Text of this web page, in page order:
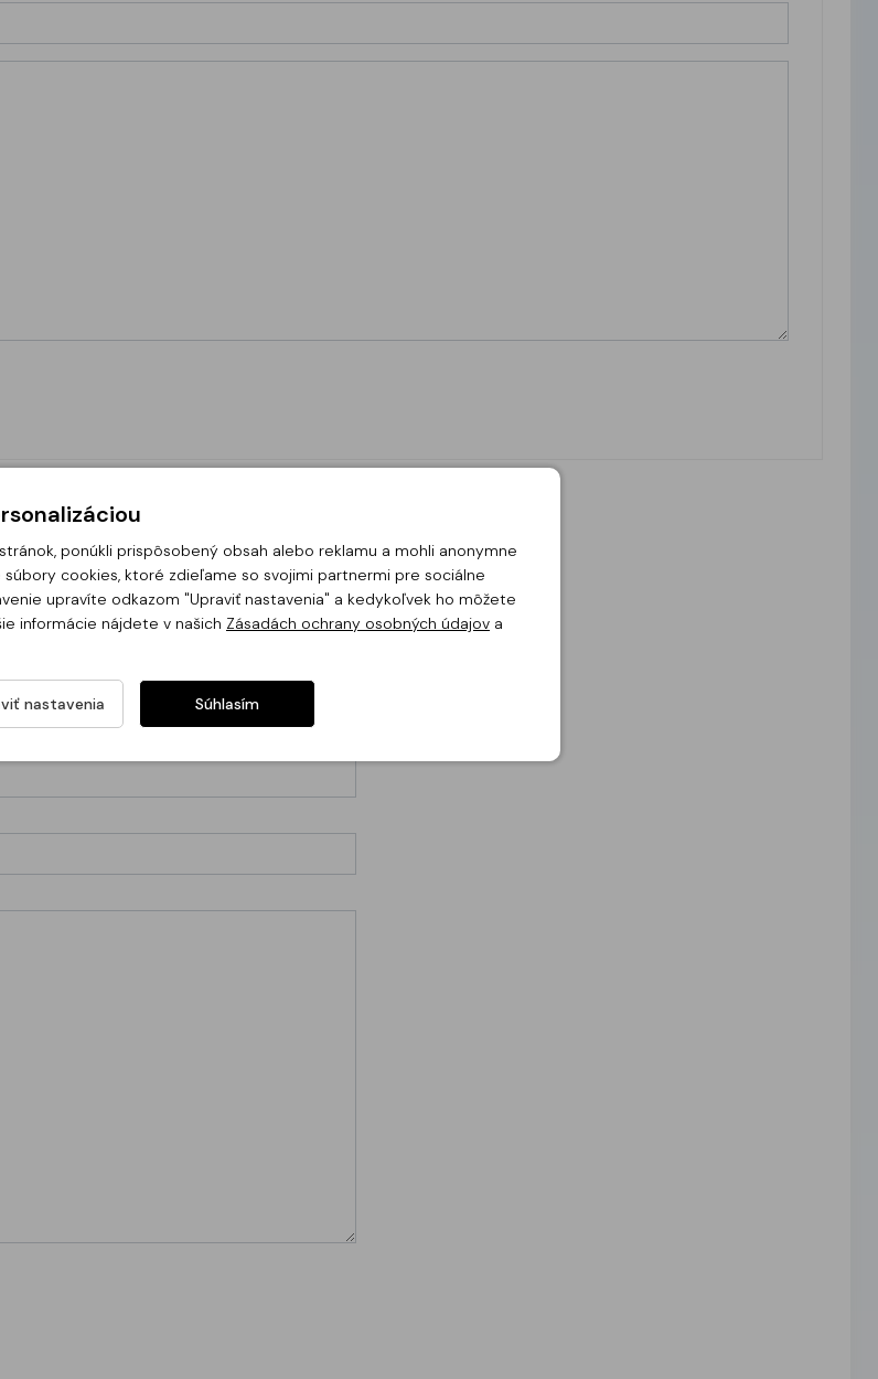
ponúkli prispôsobený obsah alebo reklamu a mohli anonymne
súbory cookies, ktoré zdieľame so svojimi partnermi pre sociálne
upravíte odkazom "Upraviť nastavenia" a kedykoľvek ho môžete
informácie nájdete v našich Zásadách ochrany osobných údajov a
nastavenia Súhlasím